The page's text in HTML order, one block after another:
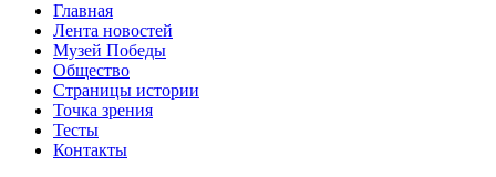
Главная
Лента новостей
Музей Победы
Общество
Страницы истории
Точка зрения
Тесты
Контакты